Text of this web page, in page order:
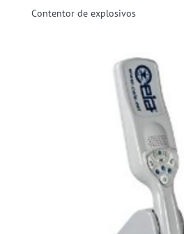
Contentor de explosivos